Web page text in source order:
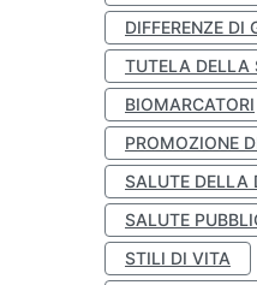
DIFFERENZE DI
TUTELA DELLA
BIOMARCATORI
PROMOZIONE
SALUTE DELLA
SALUTE
STILI DI VITA